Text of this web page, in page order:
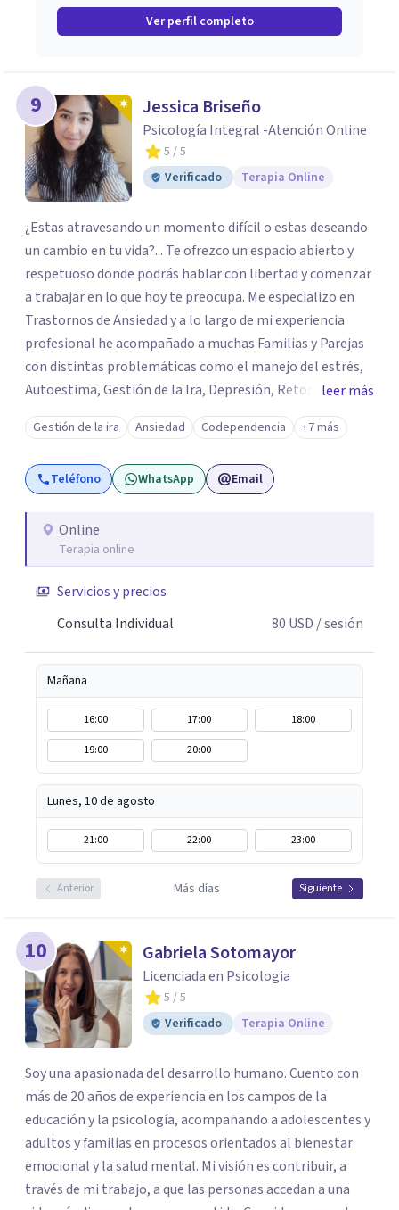
Ver perfil completo
9 Jessica Briseño
Psicología Integral -Atención Online
5 / 5
Verificado
Terapia Online
¿Estas atravesando un momento difícil o estas deseando
un cambio en tu vida?... Te ofrezco un espacio abierto y
respetuoso donde podrás hablar con libertad y comenzar
a trabajar en lo que hoy te preocupa. Me especializo en
Trastornos de Ansiedad y a lo largo de mi experiencia
profesional he acompañado a muchas Familias y Parejas
con distintas problemáticas como el manejo del estrés,
Autoestima, Gestión de la Ira, Depresión, Retos en la
Crianza, Codependencia, Celos, entre otros. Cuento con
más de 12 años de experiencia en el área de la Salud
mental y he trabajado en distintos contextos clínicos con
niños, Adolescentes y Adultos
leer más
Gestión de la ira Ansiedad Codependencia +7 más
Teléfono WhatsApp Email
Online
Terapia online
Servicios y precios
Consulta Individual
80 USD / sesión
Mañana
16:00 17:00
18:00
19:00
20:00
Lunes, 10 de agosto
21:00 22:00 23:00
Anterior Más días Siguiente
10 Gabriela Sotomayor
Licenciada en Psicologia
5 / 5
Verificado
Terapia Online
Soy una apasionada del desarrollo humano. Cuento con
más de 20 años de experiencia en los campos de la
educación y la psicología, acompañando a adolescentes y
adultos y familias en procesos orientados al bienestar
emocional y la salud mental. Mi visión es contribuir, a
través de mi trabajo, a que las personas accedan a una